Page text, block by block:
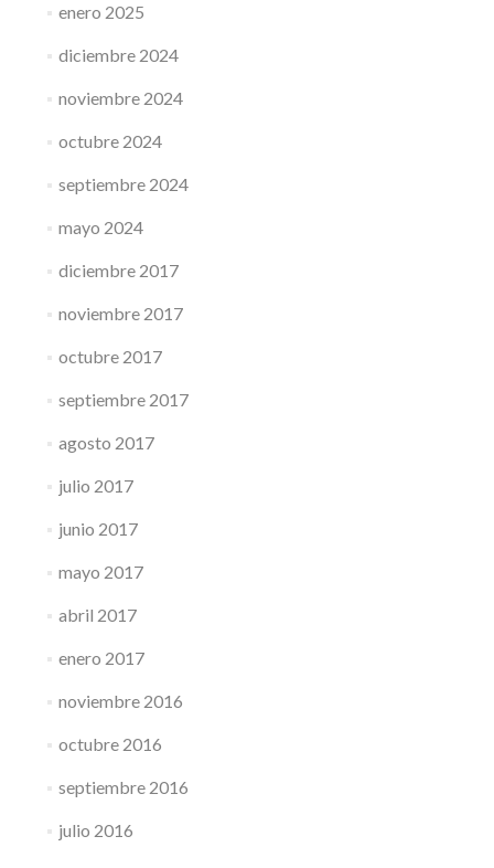
enero 2025
diciembre 2024
noviembre 2024
octubre 2024
septiembre 2024
mayo 2024
diciembre 2017
noviembre 2017
octubre 2017
septiembre 2017
agosto 2017
julio 2017
junio 2017
mayo 2017
abril 2017
enero 2017
noviembre 2016
octubre 2016
septiembre 2016
julio 2016